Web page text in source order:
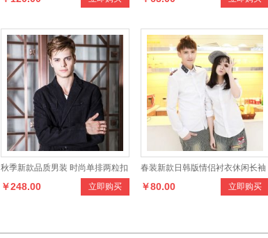
秋季新款品质男装 时尚单排两粒扣
男士休闲西服 立即购买
￥248.00
春装新款日韩版情侣衬衣休闲长袖
衬衫情侣装复古修身军装气质潮人
立即购买
￥80.00